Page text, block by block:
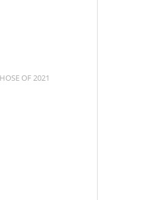
OF 2021